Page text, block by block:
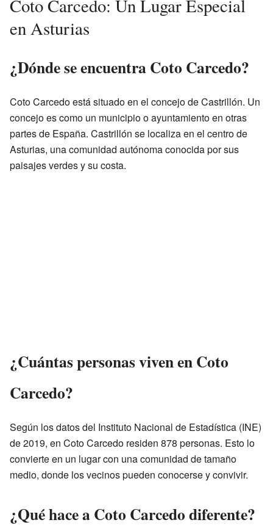
Coto Carcedo: Un Lugar Especial
en Asturias
¿Dónde se encuentra Coto Carcedo?
Coto Carcedo está situado en el concejo de Castrillón. Un
concejo es como un municipio o ayuntamiento en otras
partes de España. Castrillón se localiza en el centro de
Asturias, una comunidad autónoma conocida por sus
paisajes verdes y su costa.
¿Cuántas personas viven en Coto
Carcedo?
Según los datos del Instituto Nacional de Estadística (INE)
de 2019, en Coto Carcedo residen 878 personas. Esto lo
convierte en un lugar con una comunidad de tamaño
medio, donde los vecinos pueden conocerse y convivir.
¿Qué hace a Coto Carcedo diferente?